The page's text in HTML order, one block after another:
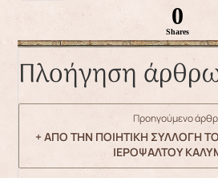
0
Shares
Πλοήγηση
Προηγούμενο
+ ΑΠΟ ΤΗΝ ΠΟΙΗΤΙΚΗ ΣΥΛΛΟΓΗ
ΙΕΡΟΨΑΛΤΟΥ